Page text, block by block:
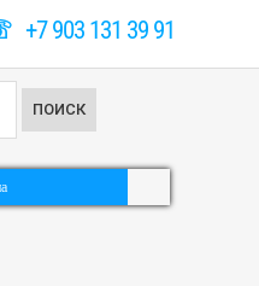
+7 903 131 39 91
ПОИСК